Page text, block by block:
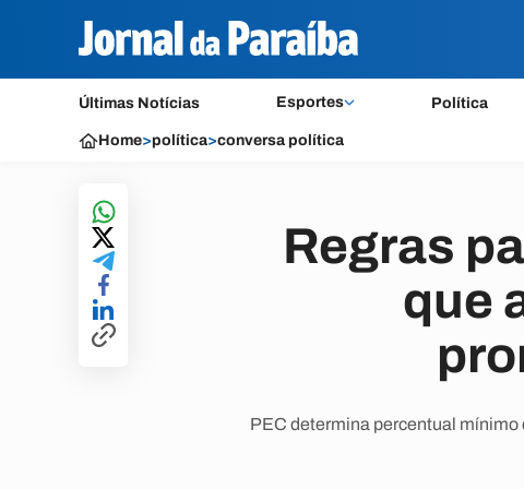
Últimas Notícias Esportes Política
Home>política>conversa política
Regras
que
PEC determina percentual mínimo